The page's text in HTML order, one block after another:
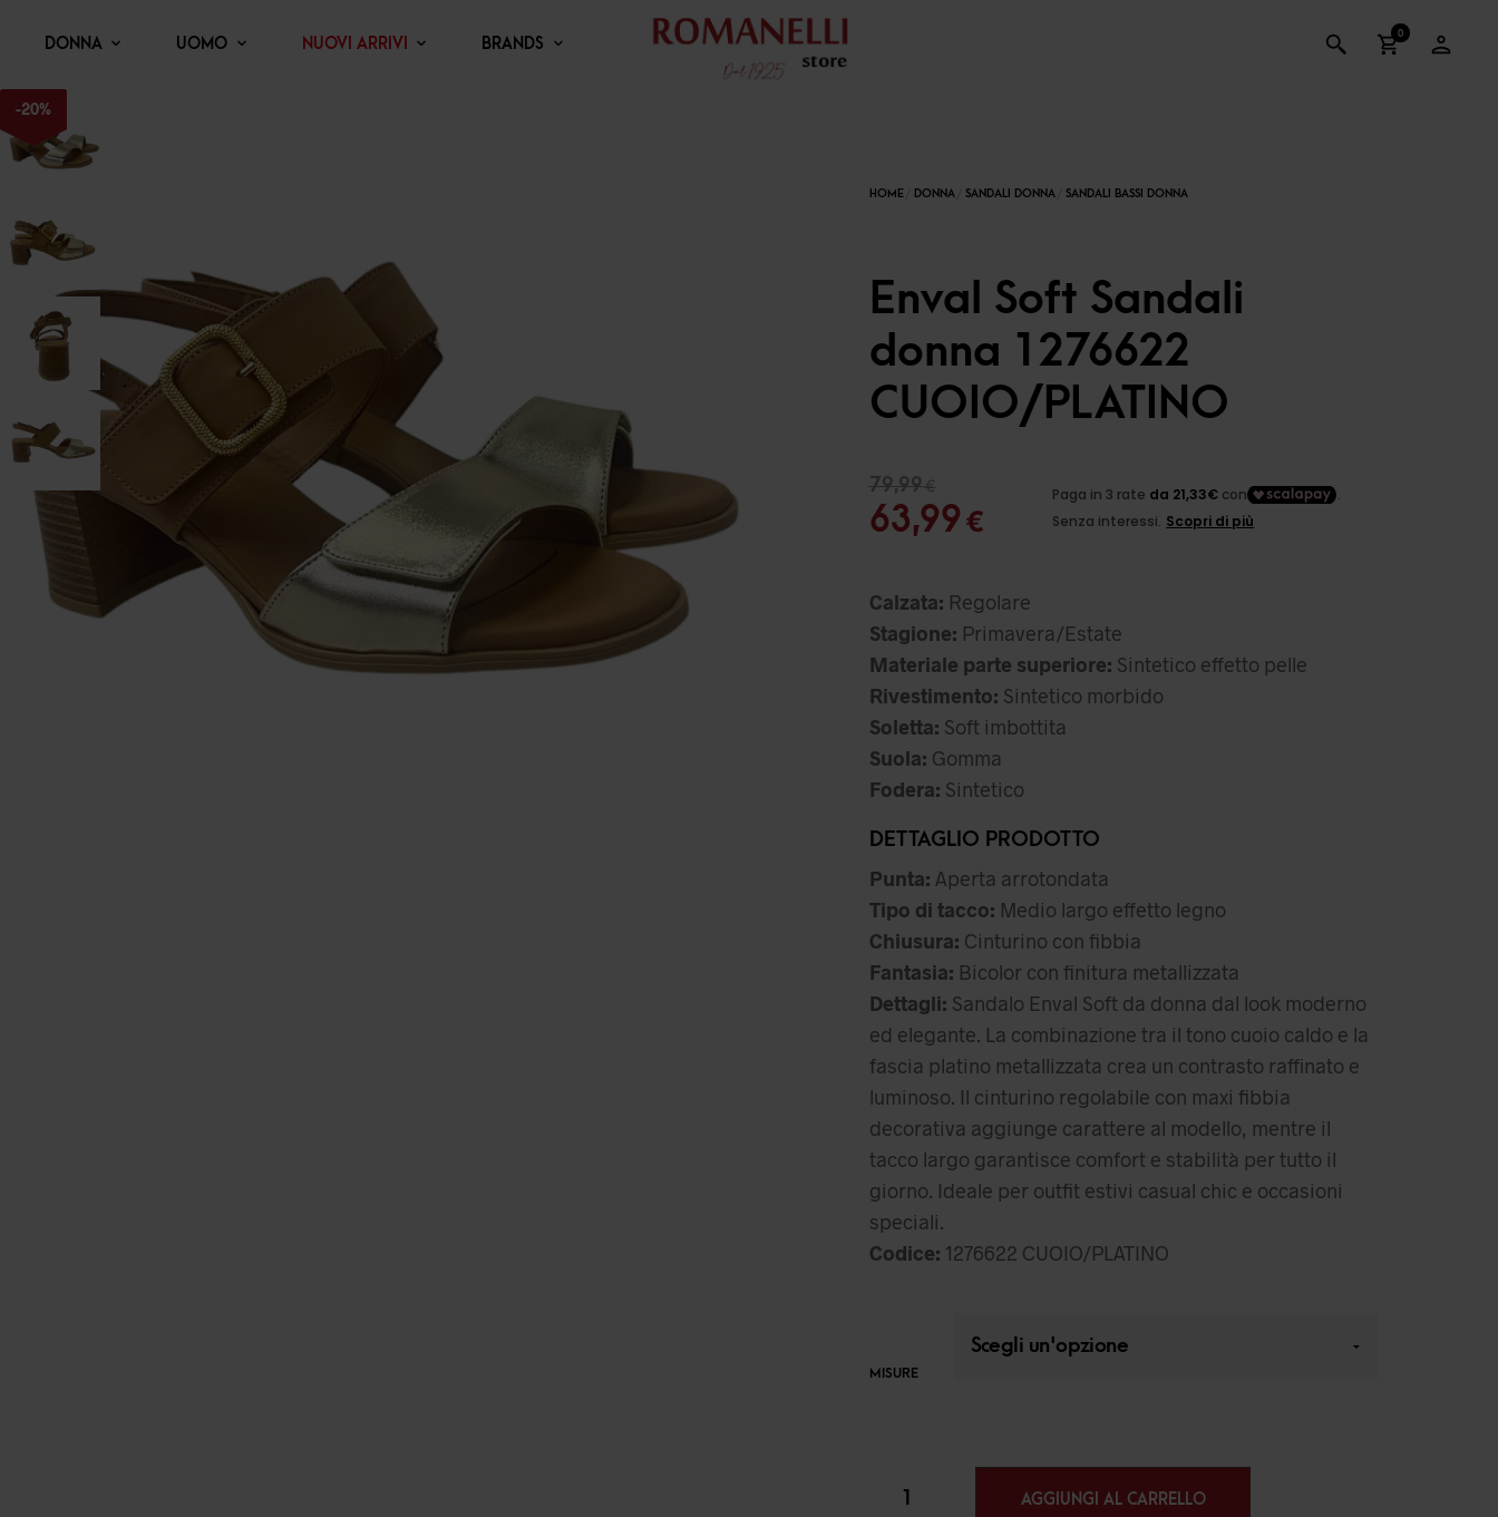
DONNA UOMO NUOVI ARRIVI BRANDS
0
-20%
Enval Soft Sandali
donna 1276622
CUOIO/PLATINO
79,99€
prezzo
originale
79,99 €.
63,99€
attuale
è:
63,99 €.
Calzata: Regolare
Stagione: Primavera/Estate
Materiale parte superiore: Sintetico effetto pelle
Rivestimento: Sintetico morbido
Soletta: Soft imbottita
Suola: Gomma
Fodera: Sintetico
DETTAGLIO PRODOTTO
Punta: Aperta arrotondata
Tipo di tacco: Medio largo effetto legno
Chiusura: Cinturino con fibbia
Fantasia: Bicolor con finitura metallizzata
Dettagli: Sandalo Enval Soft da donna dal look moderno
ed elegante. La combinazione tra il tono cuoio caldo e la
fascia platino metallizzata crea un contrasto raffinato e
luminoso. Il cinturino regolabile con maxi fibbia
decorativa aggiunge carattere al modello, mentre il
tacco largo garantisce comfort e stabilità per tutto il
giorno. Ideale per outfit estivi casual chic e occasioni
speciali.
Codice: 1276622 CUOIO/PLATINO
MISURE
AGGIUNGI AL CARRELLO